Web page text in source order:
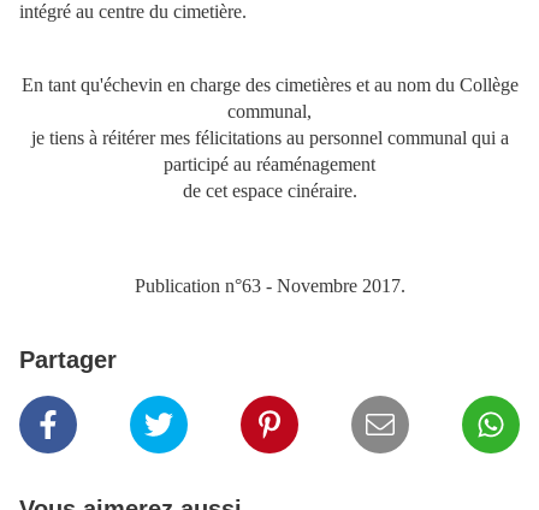
intégré au centre du cimetière.
En tant qu'échevin en charge des cimetières et au nom du Collège
communal,
je tiens à réitérer mes félicitations au personnel communal qui a
participé au réaménagement
de cet espace cinéraire.
Publication n°63 - Novembre 2017.
Partager